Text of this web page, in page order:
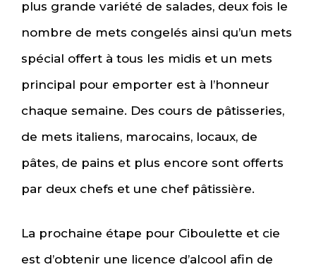
plus grande variété de salades, deux fois le
nombre de mets congelés ainsi qu’un mets
spécial offert à tous les midis et un mets
principal pour emporter est à l’honneur
chaque semaine. Des cours de pâtisseries,
de mets italiens, marocains, locaux, de
pâtes, de pains et plus encore sont offerts
par deux chefs et une chef pâtissière.
La prochaine étape pour Ciboulette et cie
est d’obtenir une licence d’alcool afin de